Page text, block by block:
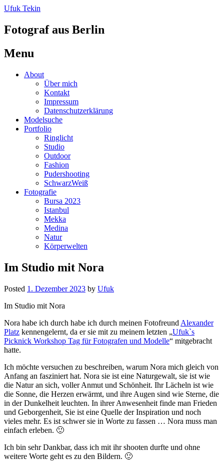
Ufuk Tekin
Fotograf aus Berlin
Menu
Skip
About
Über mich
Kontakt
Impressum
Datenschutzerklärung
Modelsuche
Portfolio
Ringlicht
Studio
Outdoor
Fashion
Pudershooting
SchwarzWeiß
Fotografie
Bursa 2023
Istanbul
Mekka
Medina
Natur
Körperwelten
Im Studio mit Nora
Posted 1. Dezember 2023 by Ufuk
Im Studio mit Nora
Nora habe ich durch habe ich durch meinen Fotofreund Alexander
Platz kennengelernt, da er sie mit zu meinem letzten „Ufuk`s
Picknick Workshop Tag für Fotografen und Modelle“ mitgebracht
hatte.
Ich möchte versuchen zu beschreiben, warum Nora mich gleich von
Anfang an fasziniert hat. Nora sie ist eine Naturgewalt, sie ist wie
die Natur an sich, voller Anmut und Schönheit. Ihr Lächeln ist wie
die Sonne, die Herzen erwärmt, und ihre Augen sind wie Sterne, die
in der Dunkelheit leuchten. In ihrer Anwesenheit finde man Frieden
und Geborgenheit, Sie ist eine Quelle der Inspiration und noch
vieles mehr. Es ist schwer sie in Worte zu fassen … Nora muss man
einfach erleben. 🙂
Ich bin sehr Dankbar, dass ich mit ihr shooten durfte und ohne
weitere Worte geht es zu den Bildern. 🙂